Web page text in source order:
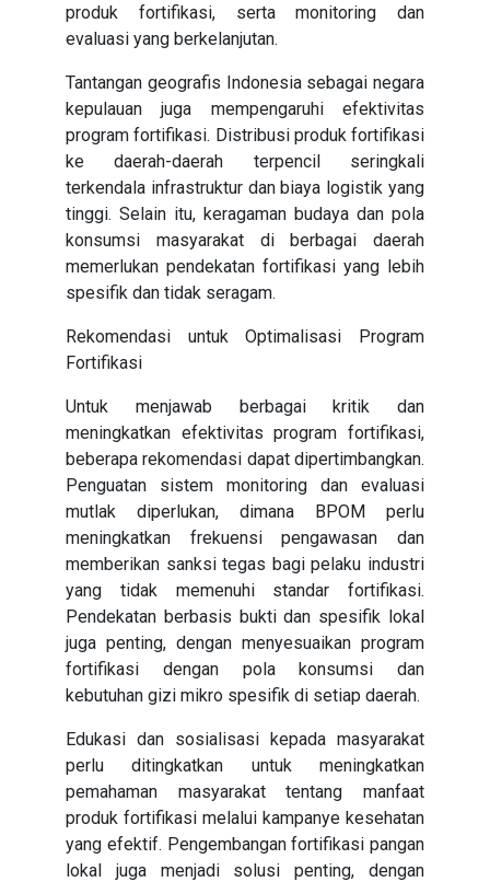
produk fortifikasi, serta monitoring dan
evaluasi yang berkelanjutan.
Tantangan geografis Indonesia sebagai negara
kepulauan juga mempengaruhi efektivitas
program fortifikasi. Distribusi produk fortifikasi
ke daerah-daerah terpencil seringkali
terkendala infrastruktur dan biaya logistik yang
tinggi. Selain itu, keragaman budaya dan pola
konsumsi masyarakat di berbagai daerah
memerlukan pendekatan fortifikasi yang lebih
spesifik dan tidak seragam.
Rekomendasi untuk Optimalisasi Program
Fortifikasi
Untuk menjawab berbagai kritik dan
meningkatkan efektivitas program fortifikasi,
beberapa rekomendasi dapat dipertimbangkan.
Penguatan sistem monitoring dan evaluasi
mutlak diperlukan, dimana BPOM perlu
meningkatkan frekuensi pengawasan dan
memberikan sanksi tegas bagi pelaku industri
yang tidak memenuhi standar fortifikasi.
Pendekatan berbasis bukti dan spesifik lokal
juga penting, dengan menyesuaikan program
fortifikasi dengan pola konsumsi dan
kebutuhan gizi mikro spesifik di setiap daerah.
Edukasi dan sosialisasi kepada masyarakat
perlu ditingkatkan untuk meningkatkan
pemahaman masyarakat tentang manfaat
produk fortifikasi melalui kampanye kesehatan
yang efektif. Pengembangan fortifikasi pangan
lokal juga menjadi solusi penting, dengan